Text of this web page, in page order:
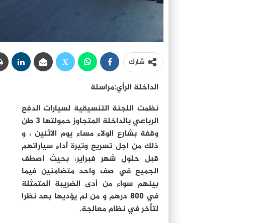
شارك
الداخلة الرأي:مراسلة
نظمت اللجنة التنسيقية لسيارات الدفع
الرباعي بالداخلة المتجاوز حمولتها 3 طن
وقفة بشارع الولاء مساء يوم الاثنين ، و
ذلك من اجل تسريع وتيرة أداء سياراتهم
قبل حلول شهر فبراير، بحيث اصطف
الجميع في صف واحد متضامنين فيما
بينهم سواء من أدى الضريبة المتمثلة
في 800 درهم و من لم يؤديها بعد نظرا
لتأخر في نظام معالجة.